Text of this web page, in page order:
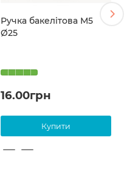
Ручка бакелітова М5
Ø25
16.00грн
Купити